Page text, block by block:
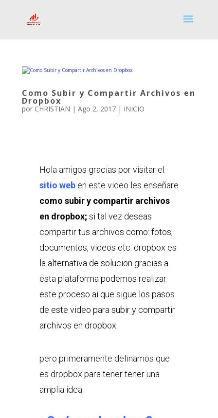
Como Subir y Compartir Archivos en
Dropbox
por CHRISTIAN | Ago 2, 2017| INICIO
Hola amigos gracias por visitar el
sitio weben este video les enseñare
como subir y compartir archivos
en dropbox; si tal vez deseas
compartir tus archivos como: fotos,
documentos, videos etc. dropbox es
la alternativa de solucion gracias a
esta plataforma podemos realizar
este proceso ai que sigue los pasos
de este video para subir y compartir
archivos en dropbox.
pero primeramente definamos que
es dropbox para tener tener una
amplia idea.